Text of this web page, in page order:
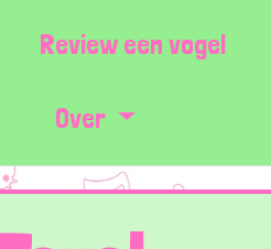
Review een vogel
Over